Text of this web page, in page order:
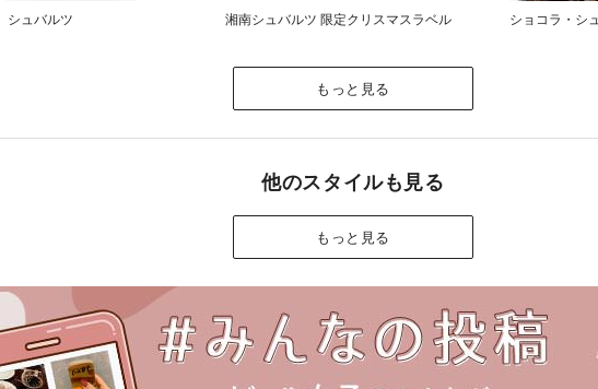
ュバルツ 湘南シュバルツ 限定クリスマスラベル ショコラ・シ
もっと見る
他のスタイルも見る
もっと見る